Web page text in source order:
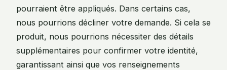
pourraient être appliqués. Dans certains cas,
nous pourrions décliner votre demande. Si cela se
produit, nous pourrions nécessiter des détails
supplémentaires pour confirmer votre identité,
garantissant ainsi que vos renseignements